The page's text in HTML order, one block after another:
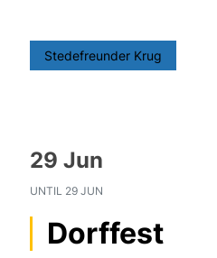
Stedefreunder Krug
29 Jun
UNTIL 29 JUN
Dorffest